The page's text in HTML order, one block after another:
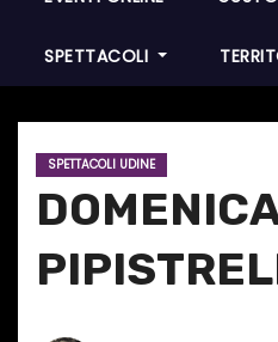
SPETTACOLI
SPETTACOLI UDINE